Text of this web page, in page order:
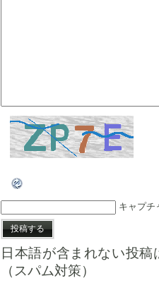
キャプチ
日本語が含まれない投
（スパム対策）